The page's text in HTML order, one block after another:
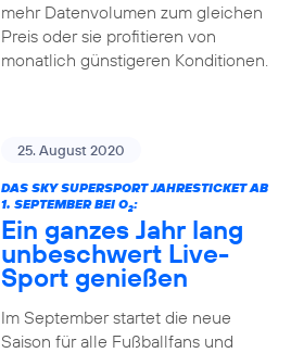
mehr Datenvolumen zum gleichen
Preis oder sie profitieren von
monatlich günstigeren Konditionen.
25. August 2020
DAS SKY SUPERSPORT JAHRESTICKET AB
1. SEPTEMBER BEI O2:
Ein ganzes Jahr lang
unbeschwert Live-
Sport genießen
Im September startet die neue
Saison für alle Fußballfans und